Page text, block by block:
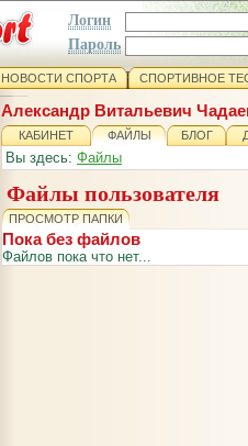
Логин
Пароль
НОВОСТИ СПОРТА СПОРТИВНОЕ
Александр Витальевич
КАБИНЕТ ФАЙЛЫ БЛОГ
Вы здесь: Файлы
Файлы пользователя
ПРОСМОТР ПАПКИ
Пока без файлов
Файлов пока что нет...